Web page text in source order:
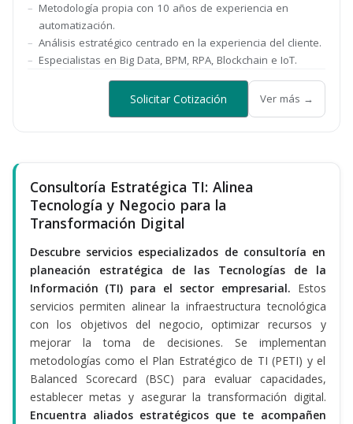
Metodología propia con 10 años de experiencia en
automatización.
Análisis estratégico centrado en la experiencia del cliente.
Especialistas en Big Data, BPM, RPA, Blockchain e IoT.
Solicitar Cotización Ver más →
Consultoría Estratégica TI: Alinea
Tecnología y Negocio para la
Transformación Digital
Descubre servicios especializados de consultoría en
planeación estratégica de las Tecnologías de la
Información (TI) para el sector empresarial. Estos
servicios permiten alinear la infraestructura tecnológica
con los objetivos del negocio, optimizar recursos y
mejorar la toma de decisiones. Se implementan
metodologías como el Plan Estratégico de TI (PETI) y el
Balanced Scorecard (BSC) para evaluar capacidades,
establecer metas y asegurar la transformación digital.
Encuentra aliados estratégicos que te acompañen